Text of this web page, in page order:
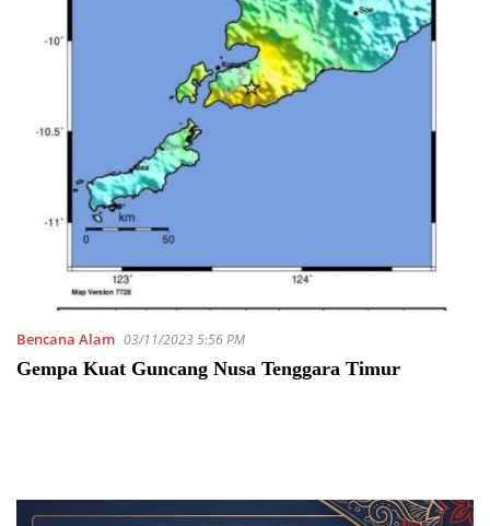
Bencana Alam 03/11/2023 5:56 PM
Gempa Kuat Guncang Nusa Tenggara Timur